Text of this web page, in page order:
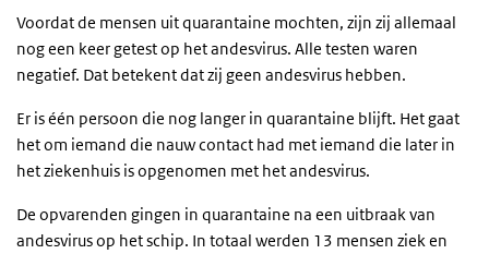
Voordat de mensen uit quarantaine mochten, zijn zij allemaal
nog een keer getest op het andesvirus. Alle testen waren
negatief. Dat betekent dat zij geen andesvirus hebben.
Er is één persoon die nog langer in quarantaine blijft. Het gaat
het om iemand die nauw contact had met iemand die later in
het ziekenhuis is opgenomen met het andesvirus.
De opvarenden gingen in quarantaine na een uitbraak van
andesvirus op het schip. In totaal werden 13 mensen ziek en